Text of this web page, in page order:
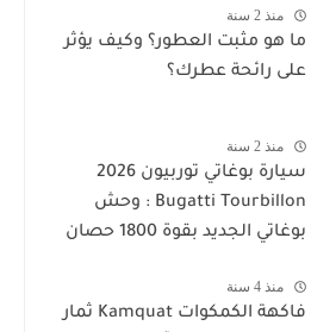
منذ 2 سنة
ما هو مثبت العطور؟ وكيف يؤثر
على رائحة عطرك؟
منذ 2 سنة
سيارة بوغاتي توربيون 2026
Bugatti Tourbillon : وحش
بوغاتي الجديد بقوة 1800 حصان
منذ 4 سنة
فاكهة الكمكوات Kamquat ثمار